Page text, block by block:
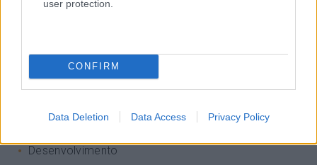
user protection.
CONFIRM
Data Deletion Data Access Privacy Policy
Atendimento E Relação Cliente
Cultura
Desenvolvimento